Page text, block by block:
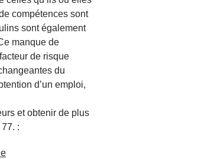
compétences sont
sont également
manque de
de risque
du
d’un emploi,
et obtenir de plus
: